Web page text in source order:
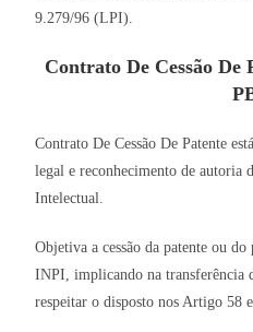
9.279/96 (LPI).
Contrato De Cessão De
Contrato De Cessão De Patente
legal e reconhecimento de autoria
Intelectual.
Objetiva a cessão da patente ou
INPI, implicando na transferência
respeitar o disposto nos Artigo 58